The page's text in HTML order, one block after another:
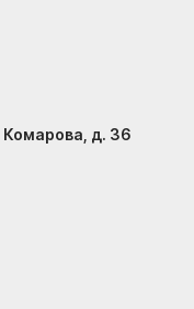
Комарова, д. 36